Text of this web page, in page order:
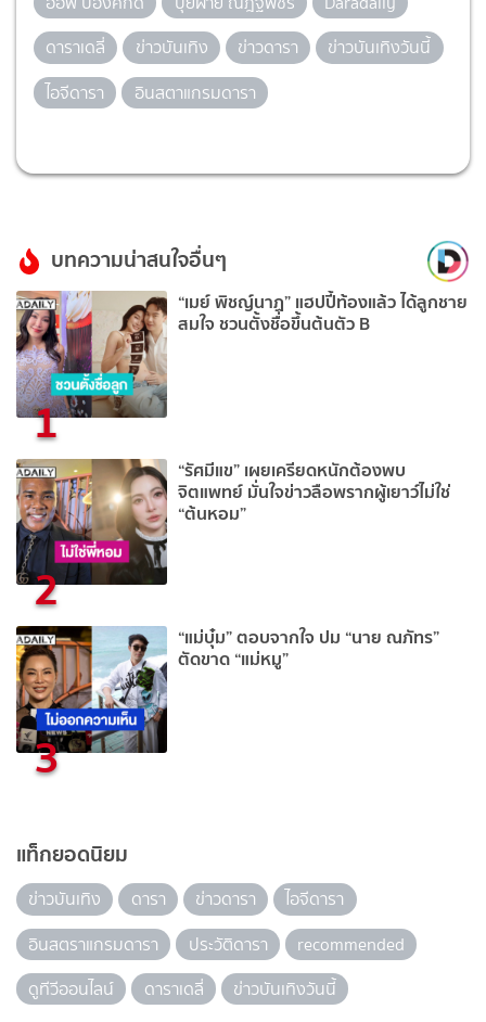
ดาราเดลี่
ข่าวบันเทิง ข่าวดารา
ข่าวบันเทิงวันนี้
ไอจีดารา
อินสตาแกรมดารา
บทความน่าสนใจอื่นๆ
1
“เมย์ พิชญ์นาฏ” แฮปปี้ท้องแล้ว ได้ลูกชาย
สมใจ ชวนตั้งชื่อขึ้นต้นตัว B
2
“รัศมีแข” เผยเครียดหนักต้องพบ
จิตแพทย์ มั่นใจข่าวลือพรากผู้เยาว์ไม่ใช่
“ต้นหอม”
3
“แม่บุ๋ม” ตอบจากใจ ปม “นาย ณภัทร”
ตัดขาด “แม่หมู”
แท็กยอดนิยม
ข่าวบันเทิง ดารา ข่าวดารา
ไอจีดารา
อินสตราแกรมดารา
ประวัติดารา
recommended
ดูทีวีออนไลน์
ดาราเดลี่ ข่าวบันเทิงวันนี้